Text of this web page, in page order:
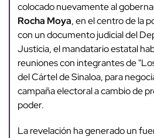
colocado nuevamente al
Rocha Moya, en el centro de la
con un documento judicial del
Justicia, el mandatario estatal
reuniones con integrantes de
del Cártel de Sinaloa, para
campaña electoral a cambio de
poder.
La revelación ha generado un